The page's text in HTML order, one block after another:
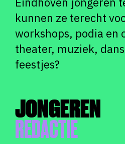
kunnen ze terecht
workshops, podia en
theater, muziek,
feestjes?
JONGEREN
REDACTIE